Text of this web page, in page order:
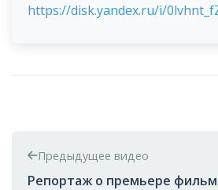
https://disk.yandex.ru/i/
Предыдущее видео
Репортаж о премьере